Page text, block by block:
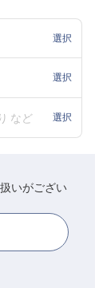
選択
選択
など 選択
いがござい